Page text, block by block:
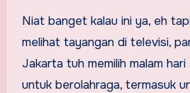
Niat banget kalau ini ya, eh
melihat tayangan di televisi,
Jakarta tuh memilih malam
untuk berolahraga, termasuk